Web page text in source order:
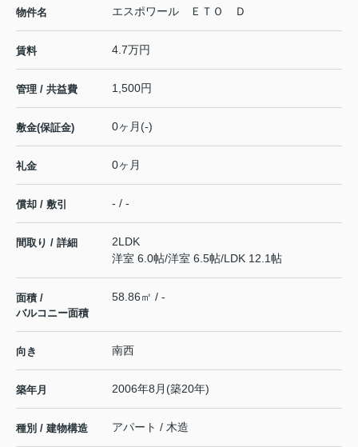
物件名 エスポワール ＥＴＯ Ｄ
賃料 4.7万円
管理 / 共益費 1,500円
敷金(保証金) 0ヶ月(-)
礼金 0ヶ月
償却 / 敷引 - / -
間取り / 詳細
2LDK
洋室 6.0帖/洋室 6.5帖/LDK 12.1帖
面積 /
バルコニー面積
58.86㎡ / -
向き 南西
築年月 2006年8月(築20年)
種別 / 建物構造 アパート / 木造